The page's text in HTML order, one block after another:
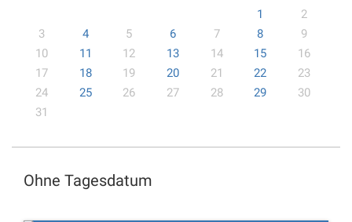
1
2
3
4 5 6 7 8
9
10
11 12 13 14 15
16
17
18 19 20 21 22
23
24
25 26 27 28 29
30
31
Ohne Tagesdatum